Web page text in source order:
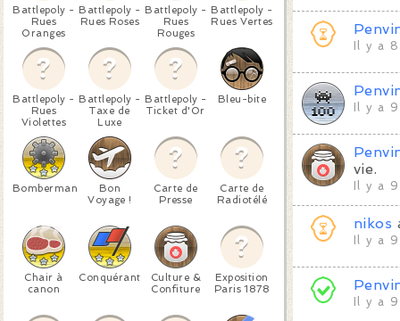
Battlepoly -
Rues
Oranges
Battlepoly -
Rues Roses
Battlepoly -
Rues
Rouges
Battlepoly -
Rues Vertes
Battlepoly -
Rues
Violettes
Battlepoly -
Taxe de
Luxe
Battlepoly -
Ticket d'Or
Bleu-bite
Bomberman
Bon
Voyage !
Carte de
Presse
Carte de
Radiotélé
Chair à
canon
Conquérant
Culture &
Confiture
Exposition
Paris 1878
Il y a
Il y a
vie.
Il y a
nikos
Il y a
Il y a